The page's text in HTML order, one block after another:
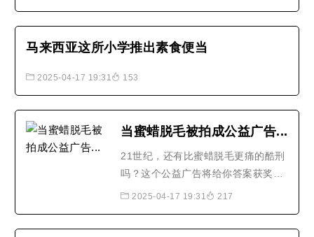
上前阻止并嚎啕大哭，上前抢夺男子
会儿子的阻挠，而是直接将鸡抢过来
用脚踩住准备宰，三岁..
马来西亚这所小学推出素食便当
2025-04-17 19:31 153
当蜜蜡脱毛被拍成公益广告...
21世纪，还有比蜜蜡脱毛更痛的酷刑
吗？这个公益广告将给你答案获奖广
告机构Lowe and Partners为PETA创
2025-04-17 19:31 217